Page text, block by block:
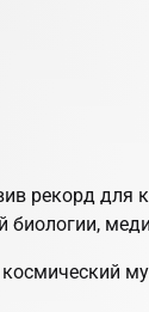
рекорд для